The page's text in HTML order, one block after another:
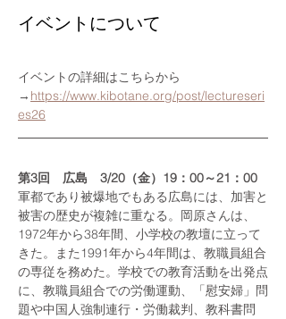
イベントについて
イベントの詳細はこちらから
→ https://www.kibotane.org/post/lectureseri
es26
第3回　広島　3/20（金）19：00～21：00
軍都であり被爆地でもある広島には、加害と
被害の歴史が複雑に重なる。岡原さんは、
1972年から38年間、小学校の教壇に立って
きた。また1991年から4年間は、教職員組合
の専従を務めた。学校での教育活動を出発点
に、教職員組合での労働運動、「慰安婦」問
題や中国人強制連行・労働裁判、教科書問